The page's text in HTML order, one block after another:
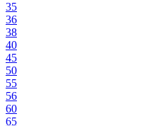
35
36
38
40
45
50
55
56
60
65